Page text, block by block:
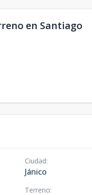
en Santiago
Ciudad:
Jánico
Terreno: